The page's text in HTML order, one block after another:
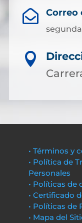
 Correo

• Términos y
• Política de
Personales
• Políticas de
• Certificado
• Políticas de
• Mapa del